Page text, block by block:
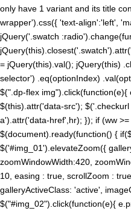
only have 1 variant and its title
wrapper').css({ 'text-align':'left',
jQuery('.swatch
= jQuery(this).val(); jQuery(this)
selector') .eq(optionIndex)
$(".dp-flex
$(this).attr('data-src');
a').attr('data-href',hr); }); if (ww
$(document).ready(function() {
$('#img_01').elevateZoom({
zoomWindowWidth:420,
10, easing : true, scrollZoom :
galleryActiveClass: 'active',
$("#img_02").click(function(e){